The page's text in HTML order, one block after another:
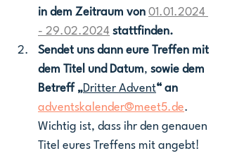
in dem Zeitraum von 01.01.2024
- 29.02.2024 stattfinden.
Sendet uns dann eure Treffen mit
dem Titel und Datum, sowie dem
Betreff „Dritter Advent“ an
adventskalender@meet5.de.
Wichtig ist, dass ihr den genauen
Titel eures Treffens mit angebt!